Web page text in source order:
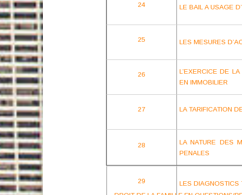
24 LE BAIL A USAGE
25 LES MESURES
26
L’EXERCICE DE
EN IMMOBILIER
27 LA TARIFICATION
28
LA NATURE DES
PENALES
29 LES DIAGNOSTICS